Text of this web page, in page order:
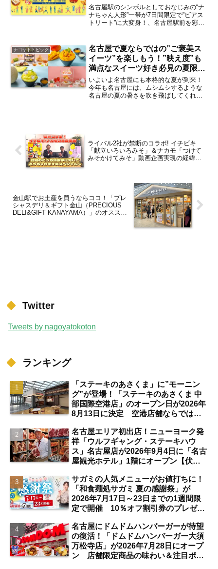
ト」が2026年7月8日（水）から7
月14日（火）まで開催【名古屋
駅】
名古屋駅のシンボルとしておなじみの“ナ
ナちゃん人形”一帯が7日間限定で”ビアス
トリート”に大変身！、名古屋駅前を彩る
（水）から7月14日（火）まで名古屋駅前
「ナナ...
ナゴヤトトピック
名古屋で夏ならではの”ご褒美ス
イーツ”を楽しもう！”映え度”も
満点なスイーツ好き必見の夏限定
アフタヌーンティー＆スイーツ厳
選4選【まとめ／名古屋駅・栄・
伏見】
いよいよ名古屋にも本格的な夏が到来！
今年も名古屋には、ムシムシするような
名古屋の夏の暑さを吹き飛ばしてくれる
ライバル2社が禁断のコラボ! イチビキ
「献立いろいろみそ」＆ナカモ「つけて
みそかけてみそ」動画企画実現の経緯を
金山駅でお土産を買うならココ！「プレ
シャスデリ＆ギフト金山（PRECIOUS
DELI&GIFT KANAYAMA）」のオススメ
Twitter
Tweets by nagoyatokoton
ランキング
「ステーキのあさくま」に”モーニン
グ”が登場！「ステーキのあさくま 中
部国際空港店」のオープン日が2026年
8月13日に決定 空港店舗ならではの
名古屋エリア初出店！ニューヨーク発
祥「ウルフギャング・ステーキハウ
ス」名古屋店が2026年9月4日に「名古
屋観光ホテル」1階にオープン【伏
サガミの人気メニューがお値打ちに！
「和食麺処サガミ 夏の感謝祭」が
2026年7月17日～23日までの1週間限
定で開催 10％オフ割引券のプレゼン
名古屋にドムドムハンバーガーが待望
の復活！「ドムドムハンバーガー大須
万松寺店」が2026年7月28日にオープ
ン 店舗限定商品の味わい＆注目ポイ